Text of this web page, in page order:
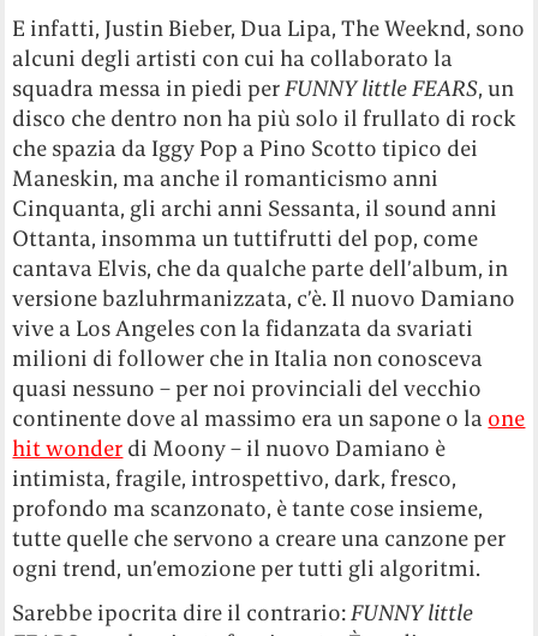
E infatti, Justin Bieber, Dua Lipa, The Weeknd, sono
alcuni degli artisti con cui ha collaborato la
squadra messa in piedi perFUNNY little FEARS, un
disco che dentro non ha più solo il frullato di rock
che spazia da Iggy Pop a Pino Scotto tipico dei
Maneskin, ma anche il romanticismo anni
Cinquanta, gli archi anni Sessanta, il sound anni
Ottanta, insomma un tuttifrutti del pop, come
cantava Elvis, che da qualche parte dell’album, in
versione bazluhrmanizzata, c’è. Il nuovo Damiano
vive a Los Angeles con la fidanzata da svariati
milioni di follower che in Italia non conosceva
quasi nessuno – per noi provinciali del vecchio
continente dove al massimo era un sapone o la one
hit wonder di Moony – il nuovo Damiano è
intimista, fragile, introspettivo, dark, fresco,
profondo ma scanzonato, è tante cose insieme,
tutte quelle che servono a creare una canzone per
ogni trend, un’emozione per tutti gli algoritmi.
Sarebbe ipocrita dire il contrario:FUNNY little